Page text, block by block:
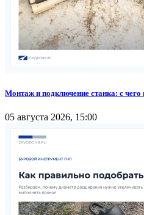
Монтаж и подключение станка: с чего
05 августа 2026, 15:00